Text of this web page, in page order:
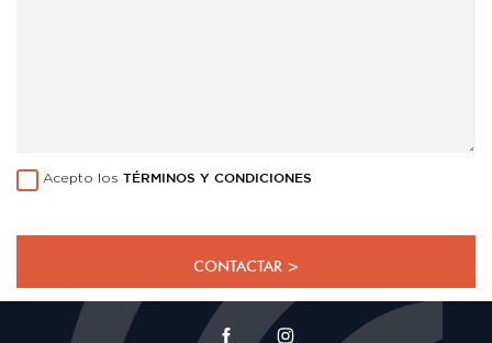
Acepto los TÉRMINOS Y CONDICIONES
CONTACTAR >